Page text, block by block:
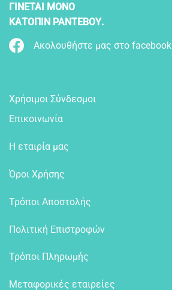
ΓΙΝΕΤΑΙ ΜΟΝΟ
ΚΑΤΟΠΙΝ ΡΑΝΤΕΒΟΥ.
Ακολουθήστε μας στο facebook
Χρήσιμοι Σύνδεσμοι
Επικοινωνία
Η εταιρία μας
Όροι Χρήσης
Τρόποι Αποστολής
Πολιτική Επιστροφών
Τρόποι Πληρωμής
Μεταφορικές εταιρείες